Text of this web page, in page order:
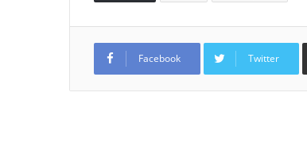
Facebook Twitter